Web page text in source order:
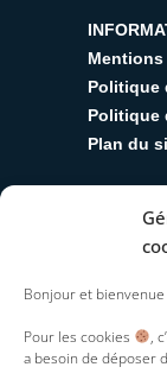
Bonjour et
Pour les cookies
,
a besoin de déposer
Politique
Politique
Plan du
u
t